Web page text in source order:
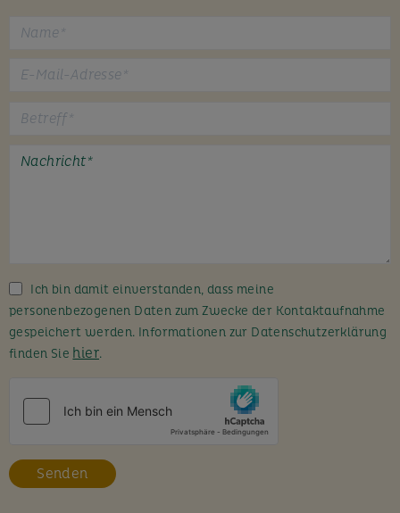
e
d
i
e
e
l
Ich bin damit einverstanden, dass meine
personenbezogenen Daten zum Zwecke der Kontaktaufnahme
gespeichert werden. Informationen zur Datenschutzerklärung
finden Sie hier.